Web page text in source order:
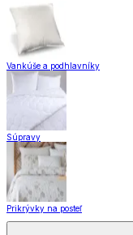
Vankúše a podhlavníky
Súpravy
Prikrývky na posteľ